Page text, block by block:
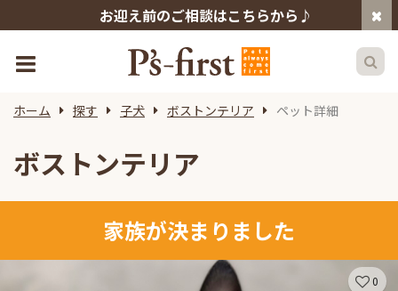
お迎え前のご相談はこちらから♪
ホーム 探す 子犬 ボストンテリア ペット詳細
ボストンテリア
家族が決まりました
0